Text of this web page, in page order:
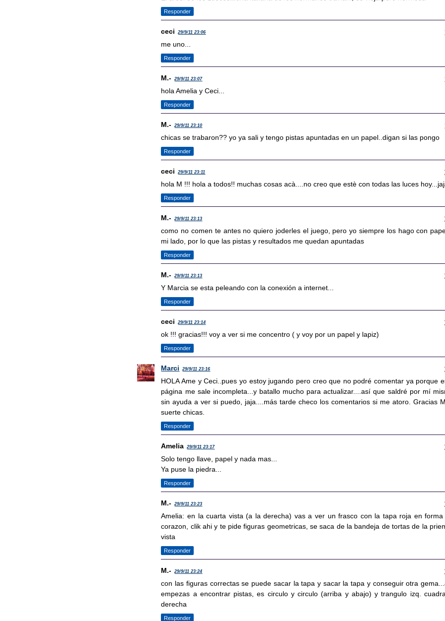
Responder
ceci 29/9/11 23:06
me uno...
Responder
M.- 29/9/11 23:07
hola Amelia y Ceci...
Responder
M.- 29/9/11 23:10
chicas se trabaron?? yo ya sali y tengo pistas apuntadas en un papel..digan si las pongo
Responder
ceci 29/9/11 23:11
hola M !!! hola a todos!! muchas cosas acà....no creo que estè con todas las luces
Responder
M.- 29/9/11 23:13
como no comen te antes no quiero joderles el juego, pero yo siempre los hago con
mi lado, por lo que las pistas y resultados me quedan apuntadas
Responder
M.- 29/9/11 23:13
Y Marcia se esta peleando con la conexión a internet...
Responder
ceci 29/9/11 23:14
ok !!! gracias!!! voy a ver si me concentro ( y voy por un papel y lapiz)
Responder
Marci 29/9/11 23:16
HOLA Ame y Ceci..pues yo estoy jugando pero creo que no podré comentar ya porque
página me sale incompleta...y batallo mucho para actualizar....así que saldré por mí
sin ayuda a ver si puedo, jaja....más tarde checo los comentarios si me atoro. Gracias
suerte chicas.
Responder
Amelia 29/9/11 23:17
Solo tengo llave, papel y nada mas...
Ya puse la piedra...
Responder
M.- 29/9/11 23:23
Amelia: en la cuarta vista (a la derecha) vas a ver un frasco con la tapa roja en forma
corazon, clik ahi y te pide figuras geometricas, se saca de la bandeja de tortas de la
vista
Responder
M.- 29/9/11 23:24
con las figuras correctas se puede sacar la tapa y sacar la tapa y conseguir otra
empezas a encontrar pistas, es circulo y circulo (arriba y abajo) y trangulo izq.
derecha
Responder